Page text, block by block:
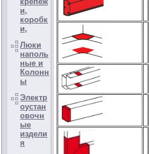
и,
коробк
и,
Люки
наполь
ные и
Колонн
ы
Электр
оустан
овочн
ые
издели
я